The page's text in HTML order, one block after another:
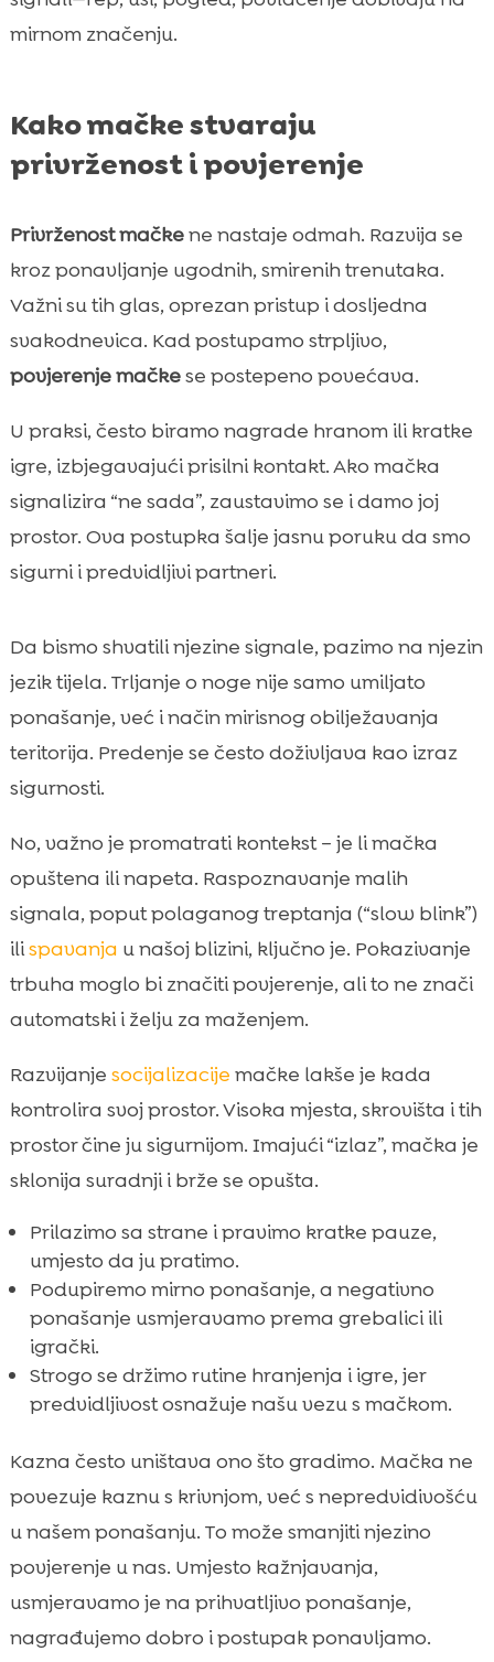
mirnom značenju.
Kako mačke stvaraju
privrženost i povjerenje
Privrženost mačkene nastaje odmah. Razvija se
kroz ponavljanje ugodnih, smirenih trenutaka.
Važni su tih glas, oprezan pristup i dosljedna
svakodnevica. Kad postupamo strpljivo,
povjerenje mačkese postepeno povećava.
U praksi, često biramo nagrade hranom ili kratke
igre, izbjegavajući prisilni kontakt. Ako mačka
signalizira “ne sada”, zaustavimo se i damo joj
prostor. Ova postupka šalje jasnu poruku da smo
sigurni i predvidljivi partneri.
Da bismo shvatili njezine signale, pazimo na njezin
jezik tijela. Trljanje o noge nije samo umiljato
ponašanje, već i način mirisnog obilježavanja
teritorija. Predenje se često doživljava kao izraz
sigurnosti.
No, važno je promatrati kontekst – je li mačka
opuštena ili napeta. Raspoznavanje malih
signala, poput polaganog treptanja (“slow blink”)
ilispavanja u našoj blizini, ključno je. Pokazivanje
trbuha moglo bi značiti povjerenje, ali to ne znači
automatski i želju za maženjem.
Razvijanje socijalizacije mačke lakše je kada
kontrolira svoj prostor. Visoka mjesta, skrovišta i tih
prostor čine ju sigurnijom. Imajući “izlaz”, mačka je
sklonija suradnji i brže se opušta.
Prilazimo sa strane i pravimo kratke pauze,
umjesto da ju pratimo.
Podupiremo mirno ponašanje, a negativno
ponašanje usmjeravamo prema grebalici ili
igrački.
Strogo se držimo rutine hranjenja i igre, jer
predvidljivost osnažuje našu vezu s mačkom.
Kazna često uništava ono što gradimo. Mačka ne
povezuje kaznu s krivnjom, već s nepredvidivošću
u našem ponašanju. To može smanjiti njezino
povjerenje u nas. Umjesto kažnjavanja,
usmjeravamo je na prihvatljivo ponašanje,
nagrađujemo dobro i postupak ponavljamo.